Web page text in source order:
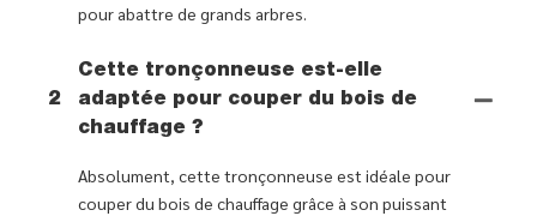
pour abattre de grands arbres.
2
Cette tronçonneuse est-elle
adaptée pour couper du bois de
chauffage ?
Absolument, cette tronçonneuse est idéale pour
couper du bois de chauffage grâce à son puissant